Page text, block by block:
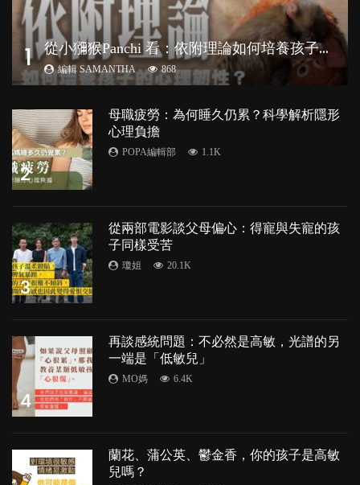
1 從
小獼猴Panchi 看：依附理論如何培養孩子心理韌性？
編輯 SAMANTHA 868
2
母職疲勞：為何睡久仍累？科學解析隱形
心理負擔
POPA編輯部 1.1K
3
從兩部電影談父母偏心：得寵與失寵的孩
子同樣受苦
瓊姐 20.1K
4
再談感統問題：不必然是高敏，光譜的另
一端是「低敏兒」
MO媽 6.4K
蘭花、蒲公英、鬱金香，你的孩子是高敏
兒嗎？